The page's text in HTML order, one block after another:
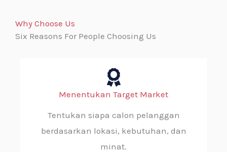
Why Choose Us
Six Reasons For People Choosing Us
Menentukan Target Market
Tentukan siapa calon pelanggan
berdasarkan lokasi, kebutuhan, dan
minat.